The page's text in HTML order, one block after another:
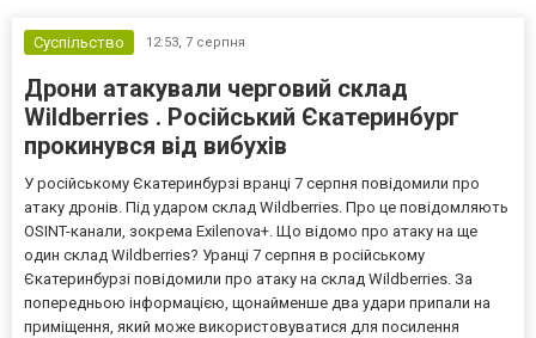
Суспільство 12:53, 7 серпня
Дрони атакували черговий склад
Wildberries . Російський Єкатеринбург
прокинувся від вибухів
У російському Єкатеринбурзі вранці 7 серпня повідомили про
атаку дронів. Під ударом склад Wildberries. Про це повідомляють
OSINT-канали, зокрема Exilenova+. Що відомо про атаку на ще
один склад Wildberries? Уранці 7 серпня в російському
Єкатеринбурзі повідомили про атаку на склад Wildberries. За
попередньою інформацією, щонайменше два удари припали на
приміщення, який може використовуватися для посилення